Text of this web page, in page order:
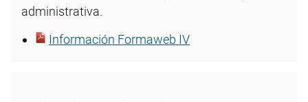
administrativa.
Información Formaweb IV